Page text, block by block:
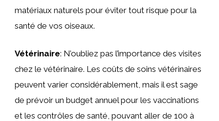
matériaux naturels pour éviter tout risque pour la
santé de vos oiseaux.
Vétérinaire: N’oubliez pas l’importance des visites
chez le vétérinaire. Les coûts de soins vétérinaires
peuvent varier considérablement, mais il est sage
de prévoir un budget annuel pour les vaccinations
et les contrôles de santé, pouvant aller de 100 à